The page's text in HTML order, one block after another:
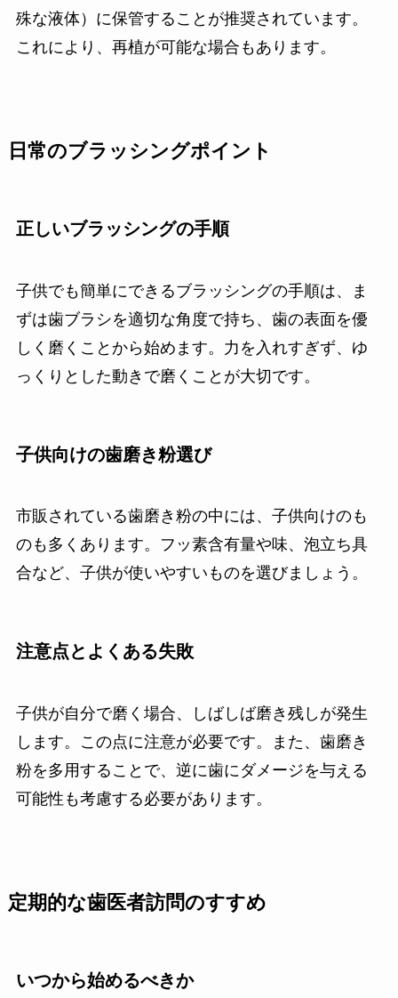
殊な液体）に保管することが推奨されています。
これにより、再植が可能な場合もあります。
日常のブラッシングポイント
正しいブラッシングの手順
子供でも簡単にできるブラッシングの手順は、ま
ずは歯ブラシを適切な角度で持ち、歯の表面を優
しく磨くことから始めます。力を入れすぎず、ゆ
っくりとした動きで磨くことが大切です。
子供向けの歯磨き粉選び
市販されている歯磨き粉の中には、子供向けのも
のも多くあります。フッ素含有量や味、泡立ち具
合など、子供が使いやすいものを選びましょう。
注意点とよくある失敗
子供が自分で磨く場合、しばしば磨き残しが発生
します。この点に注意が必要です。また、歯磨き
粉を多用することで、逆に歯にダメージを与える
可能性も考慮する必要があります。
定期的な歯医者訪問のすすめ
いつから始めるべきか